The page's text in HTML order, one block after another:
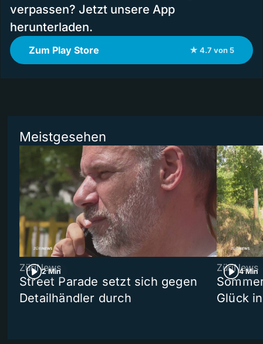
verpassen? Jetzt unsere App
herunterladen.
Zum Play Store ★ 4.7 von 5
Meistgesehen
2 Min
ZüriNews
Street Parade setzt sich gegen
Detailhändler durch
4 Min
ZüriNews
Glück